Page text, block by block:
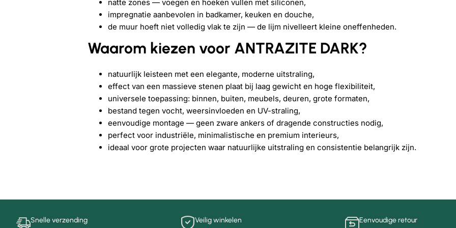
natte zones — voegen en hoeken vullen met siliconen,
impregnatie aanbevolen in badkamer, keuken en douche,
de muur hoeft niet volledig vlak te zijn — de lijm nivelleert kleine oneffenheden.
Waarom kiezen voor ANTRAZITE DARK?
natuurlijk leisteen met een elegante, moderne uitstraling,
effect van een massieve stenen plaat bij laag gewicht en hoge flexibiliteit,
universele toepassing: binnen, buiten, meubels, deuren, grote formaten,
bestand tegen vocht, weersinvloeden en UV-straling,
eenvoudige montage — geen zware ankers of dragende constructies nodig,
perfect voor industriële, minimalistische en premium interieurs,
ideaal voor grote projecten waar natuurlijke uitstraling en consistentie belangrijk zijn.
Snelle verzending Veilig winkelen Eenvoudige retour